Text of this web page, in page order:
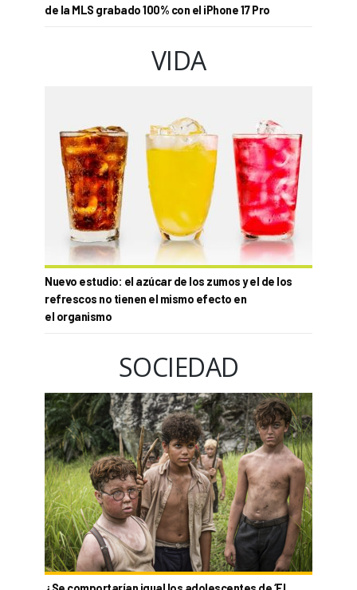
de la MLS grabado 100% con el iPhone 17 Pro
VIDA
Nuevo estudio: el azúcar de los zumos y el de los
refrescos no tienen el mismo efecto en
el organismo
SOCIEDAD